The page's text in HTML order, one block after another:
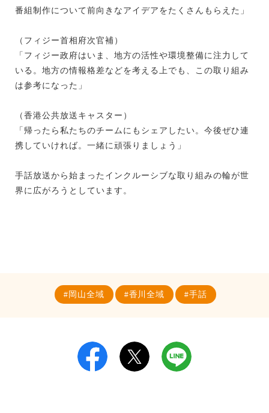
番組制作について前向きなアイデアをたくさんもらえた」
（フィジー首相府次官補）
「フィジー政府はいま、地方の活性や環境整備に注力して
いる。地方の情報格差などを考える上でも、この取り組み
は参考になった」
（香港公共放送キャスター）
「帰ったら私たちのチームにもシェアしたい。今後ぜひ連
携していければ。一緒に頑張りましょう」
手話放送から始まったインクルーシブな取り組みの輪が世
界に広がろうとしています。
岡山全域 香川全域 手話